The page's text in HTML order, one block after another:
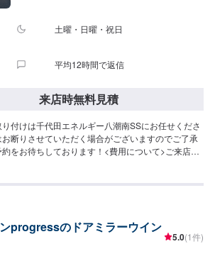
土曜・日曜・祝日
平均12時間で返信
来店時無料見積
付けは千代田エネルギー八潮南SSにお任せくださ
断りさせていただく場合がございますのでご了承
をお待ちしております！<費用について>ご来店後
progressのドアミラーウイン
5.0(1件)